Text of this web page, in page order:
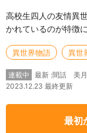
高校生四人の友情異
かれているのが特徴
異世界物語 異世
連載中
最新 :間話 美月
2023.12.23 最終更新
最初